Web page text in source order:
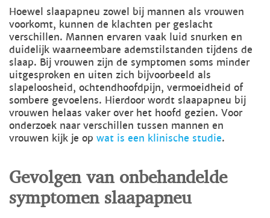
Hoewel slaapapneu zowel bij mannen als vrouwen
voorkomt, kunnen de klachten per geslacht
verschillen. Mannen ervaren vaak luid snurken en
duidelijk waarneembare ademstilstanden tijdens de
slaap. Bij vrouwen zijn de symptomen soms minder
uitgesproken en uiten zich bijvoorbeeld als
slapeloosheid, ochtendhoofdpijn, vermoeidheid of
sombere gevoelens. Hierdoor wordt slaapapneu bij
vrouwen helaas vaker over het hoofd gezien. Voor
onderzoek naar verschillen tussen mannen en
vrouwen kijk je op wat is een klinische studie.
Gevolgen van onbehandelde
symptomen slaapapneu